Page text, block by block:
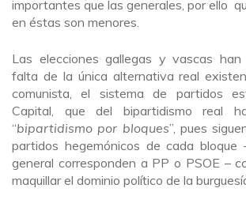
importantes que las generales, por ello
en éstas son menores.
Las elecciones gallegas y vascas
falta de la única alternativa real
comunista, el sistema de partidos
Capital, que del bipartidismo real
“bipartidismo por bloques”, pues
partidos hegemónicos de cada bloque
general corresponden a PP o PSOE –
maquillar el dominio político de la